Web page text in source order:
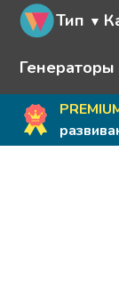
Тип
Генераторы